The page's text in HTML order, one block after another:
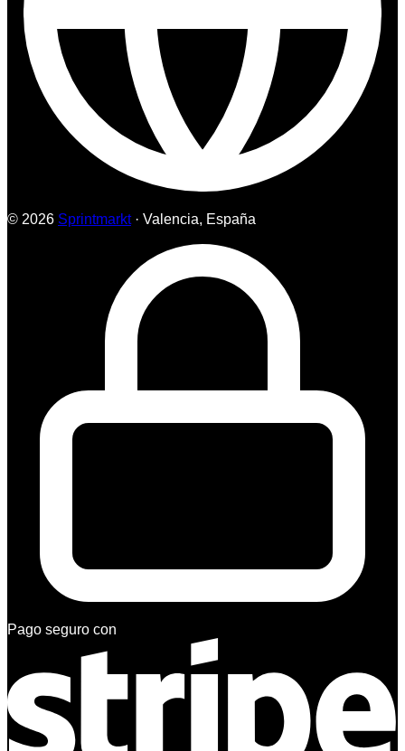
© 2026 Sprintmarkt· Valencia, España
Pago seguro con